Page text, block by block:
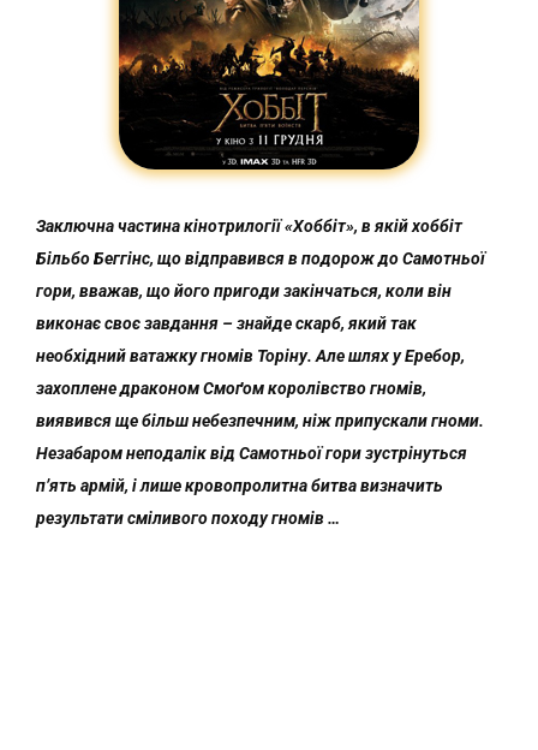
Заключна частина кінотрилогії «Хоббіт», в якій хоббіт
Більбо Беггінс, що відправився в подорож до Самотньої
гори, вважав, що його пригоди закінчаться, коли він
виконає своє завдання – знайде скарб, який так
необхідний ватажку гномів Торіну. Але шлях у Еребор,
захоплене драконом Смоґом королівство гномів,
виявився ще більш небезпечним, ніж припускали гноми.
Незабаром неподалік від Самотньої гори зустрінуться
п’ять армій, і лише кровопролитна битва визначить
результати сміливого походу гномів …